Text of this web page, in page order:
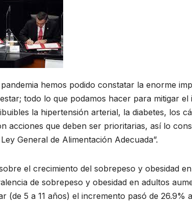
hemos podido constatar la enorme
todo lo que podamos hacer para mitigar el
la hipertensión arterial, la diabetes, los
acciones que deben ser prioritarias, así lo
General de Alimentación Adecuada”.
el crecimiento del sobrepeso y obesidad
de sobrepeso y obesidad en adultos
(de 5 a 11 años) el incremento pasó de 26.9%